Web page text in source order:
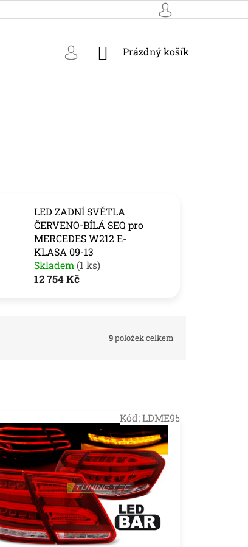
NÁKUPNÍ
Prázdný košík
LED ZADNÍ SVĚTLA
ČERVENO-BÍLÁ SEQ pro
MERCEDES W212 E-
KLASA 09-13
Skladem (1 ks)
12 754 Kč
9položek celkem
Kód:LDME95